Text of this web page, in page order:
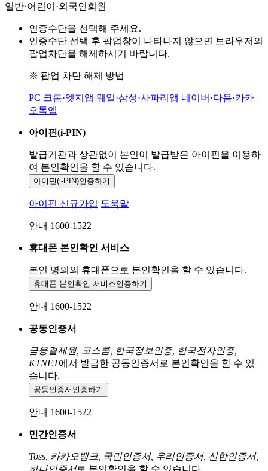
일반·어린이·외국인회원
인증수단을 선택해 주세요.
인증수단 선택 후 팝업창이 나타나지 않으면 브라우저의
팝업차단을 해제하시기 바랍니다.
※ 팝업 차단 해제 방법
PC 크롬·엣지앱 웨일·삼성·사파리앱 네이버·다음·카카
오톡앱
아이핀(i-PIN)
발급기관과 상관없이 본인이 발급받은 아이핀을 이용하
여 본인확인을 할 수 있습니다.
아이핀(i-PIN)인증하기
아이핀 신규가입 도움말
안내 1600-1522
휴대폰 본인확인 서비스
본인 명의의 휴대폰으로 본인확인을 할 수 있습니다.
휴대폰 본인확인 서비스인증하기
안내 1600-1522
공동인증서
금융결제원, 코스콤, 한국정보인증, 한국전자인증,
KTNET에서 발급한 공동인증서로 본인확인을 할 수 있
습니다.
공동인증서 인증하기
안내 1600-1522
민간인증서
Toss, 카카오뱅크, 국민인증서, 우리인증서, 신한인증서,